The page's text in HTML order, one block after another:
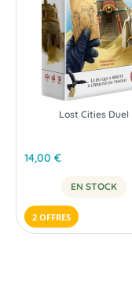
Lost Cities Duel
14,00 €
EN STOCK
2 OFFRES